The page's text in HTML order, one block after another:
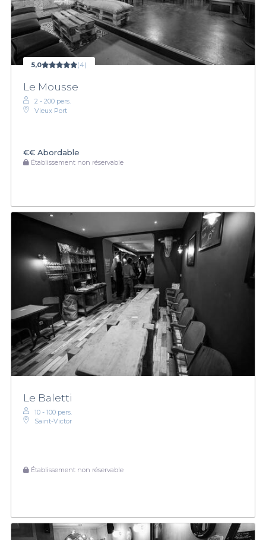
5,0 (4)
Le Mousse
2 - 200 pers.
Vieux Port
€€ Abordable
Établissement non réservable
Le Baletti
10 - 100 pers.
Saint-Victor
Établissement non réservable